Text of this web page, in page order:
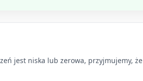
jest niska lub zerowa, przyjmujemy, że